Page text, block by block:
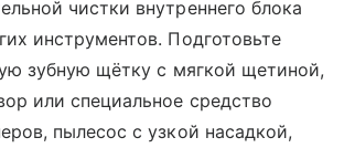
чистки внутреннего блока
инструментов. Подготовьте
зубную щётку с мягкой щетиной,
или специальное средство
пылесос с узкой насадкой,